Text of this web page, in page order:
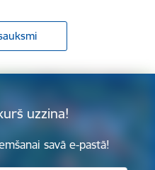
uzzina!
savā e-pastā!